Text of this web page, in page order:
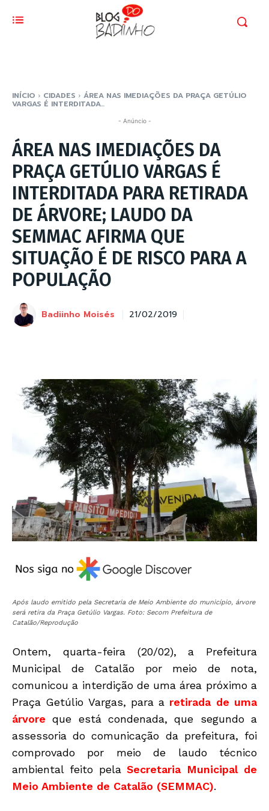
INÍCIO CIDADES ÁREA NAS IMEDIAÇÕES DA PRAÇA GETÚLIO
VARGAS É INTERDITADA...
- Anúncio -
ÁREA NAS IMEDIAÇÕES DA
PRAÇA GETÚLIO VARGAS É
INTERDITADA PARA RETIRADA
DE ÁRVORE; LAUDO DA
SEMMAC AFIRMA QUE
SITUAÇÃO É DE RISCO PARA A
POPULAÇÃO
Badiinho Moisés 21/02/2019
Após laudo emitido pela Secretaria de Meio Ambiente do município, árvore
será retira da Praça Getúlio Vargas. Foto: Secom Prefeitura de
Catalão/Reprodução
Ontem, quarta-feira (20/02), a Prefeitura
Municipal de Catalão por meio de nota,
comunicou a interdição de uma área próximo a
Praça Getúlio Vargas, para a retirada de uma
árvore que está condenada, que segundo a
assessoria do comunicação da prefeitura, foi
comprovado por meio de laudo técnico
ambiental feito pelaSecretaria Municipal de
Meio Ambiente de Catalão (SEMMAC).